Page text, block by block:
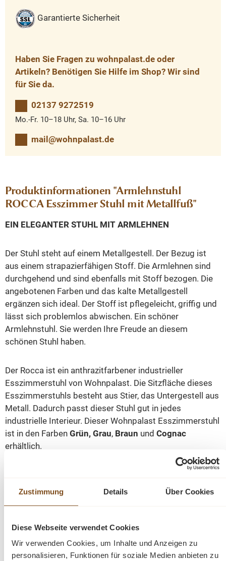
Zustimmung Details Über Cookies
Diese Webseite verwendet Cookies
Wir verwenden Cookies, um Inhalte und Anzeigen zu
personalisieren, Funktionen für soziale Medien anbieten zu
Garantierte Sicherheit
Haben Sie Fragen zu wohnpalast.de oder
Artikeln? Benötigen Sie Hilfe im Shop? Wir sind
für Sie da.
02137 9272519
Mo.-Fr. 10–18 Uhr, Sa. 10–16 Uhr
mail@wohnpalast.de
Produktinformationen "Armlehnstuhl
ROCCA Esszimmer Stuhl mit Metallfuß"
EIN ELEGANTER STUHL MIT ARMLEHNEN
Der Stuhl steht auf einem Metallgestell. Der Bezug ist
aus einem strapazierfähigen Stoff. Die Armlehnen sind
durchgehend und sind ebenfalls mit Stoff bezogen. Die
angebotenen Farben und das kalte Metallgestell
ergänzen sich ideal. Der Stoff ist pflegeleicht, griffig und
lässt sich problemlos abwischen. Ein schöner
Armlehnstuhl. Sie werden Ihre Freude an diesem
schönen Stuhl haben.
Der Rocca ist ein anthrazitfarbener industrieller
Esszimmerstuhl von Wohnpalast. Die Sitzfläche dieses
Esszimmerstuhls besteht aus Stier, das Untergestell aus
Metall. Dadurch passt dieser Stuhl gut in jedes
industrielle Interieur. Dieser Wohnpalast Esszimmerstuhl
ist in den Farben Grün, Grau, Braun und Cognac
erhältlich.
Tiefe 62 cm.
Sitztiefe: 45 cm
Armlehne: 65 cm
Montiert: teilweise montiert